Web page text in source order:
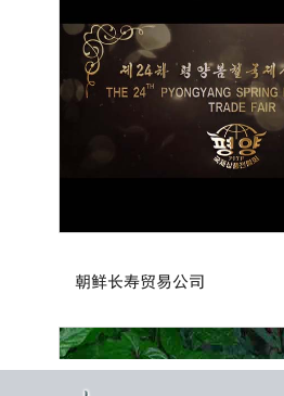
朝鲜长寿贸易公司